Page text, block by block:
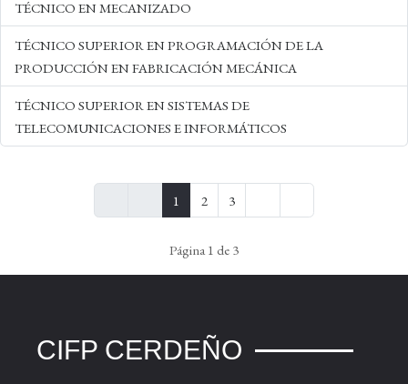
TÉCNICO EN MECANIZADO
TÉCNICO SUPERIOR EN PROGRAMACIÓN DE LA
PRODUCCIÓN EN FABRICACIÓN MECÁNICA
TÉCNICO SUPERIOR EN SISTEMAS DE
TELECOMUNICACIONES E INFORMÁTICOS
1 2 3
Página 1 de 3
CIFP CERDEÑO